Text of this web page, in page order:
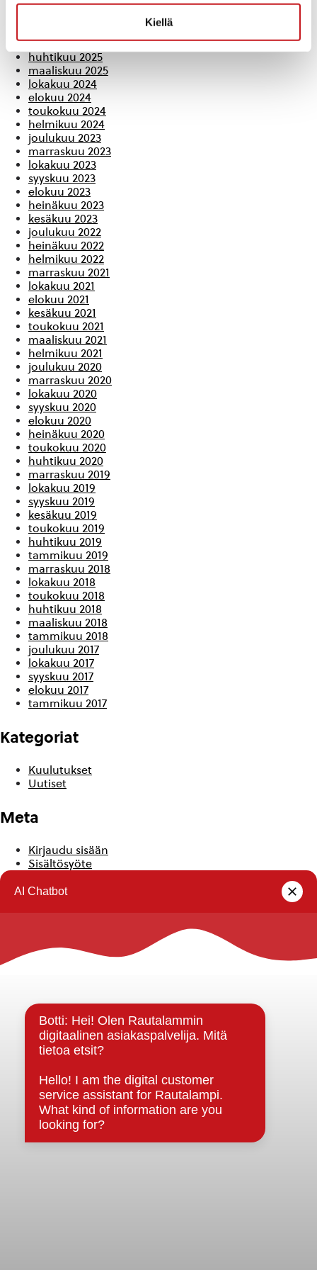
Kiellä
huhtikuu 2026
elokuu 2025
huhtikuu 2025
maaliskuu 2025
lokakuu 2024
elokuu 2024
toukokuu 2024
helmikuu 2024
joulukuu 2023
marraskuu 2023
lokakuu 2023
syyskuu 2023
elokuu 2023
heinäkuu 2023
kesäkuu 2023
joulukuu 2022
heinäkuu 2022
helmikuu 2022
marraskuu 2021
lokakuu 2021
elokuu 2021
kesäkuu 2021
toukokuu 2021
maaliskuu 2021
helmikuu 2021
joulukuu 2020
marraskuu 2020
lokakuu 2020
syyskuu 2020
elokuu 2020
heinäkuu 2020
toukokuu 2020
huhtikuu 2020
marraskuu 2019
lokakuu 2019
syyskuu 2019
kesäkuu 2019
toukokuu 2019
huhtikuu 2019
tammikuu 2019
marraskuu 2018
lokakuu 2018
toukokuu 2018
huhtikuu 2018
maaliskuu 2018
tammikuu 2018
joulukuu 2017
lokakuu 2017
syyskuu 2017
elokuu 2017
tammikuu 2017
Kategoriat
Kuulutukset
Uutiset
Meta
Kirjaudu sisään
Sisältösyöte
WordPress.org
Rautalammin kunta
Strategiat, ohjelmat, ohjeet, suunnitelmat, säännöt ja
sopimukset
Asiakirjajulkisuuskuvaus
Evästeet
Saavutettavuusseloste
Tietosuoja
Tietosuojaselosteet